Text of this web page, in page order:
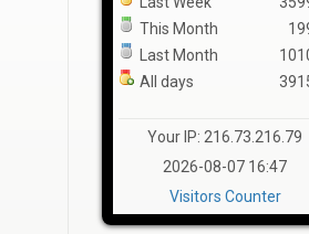
This Month
Last Month
All days
Your IP: 216.73.216.79
2026-08-07 16:47
Visitors Counter